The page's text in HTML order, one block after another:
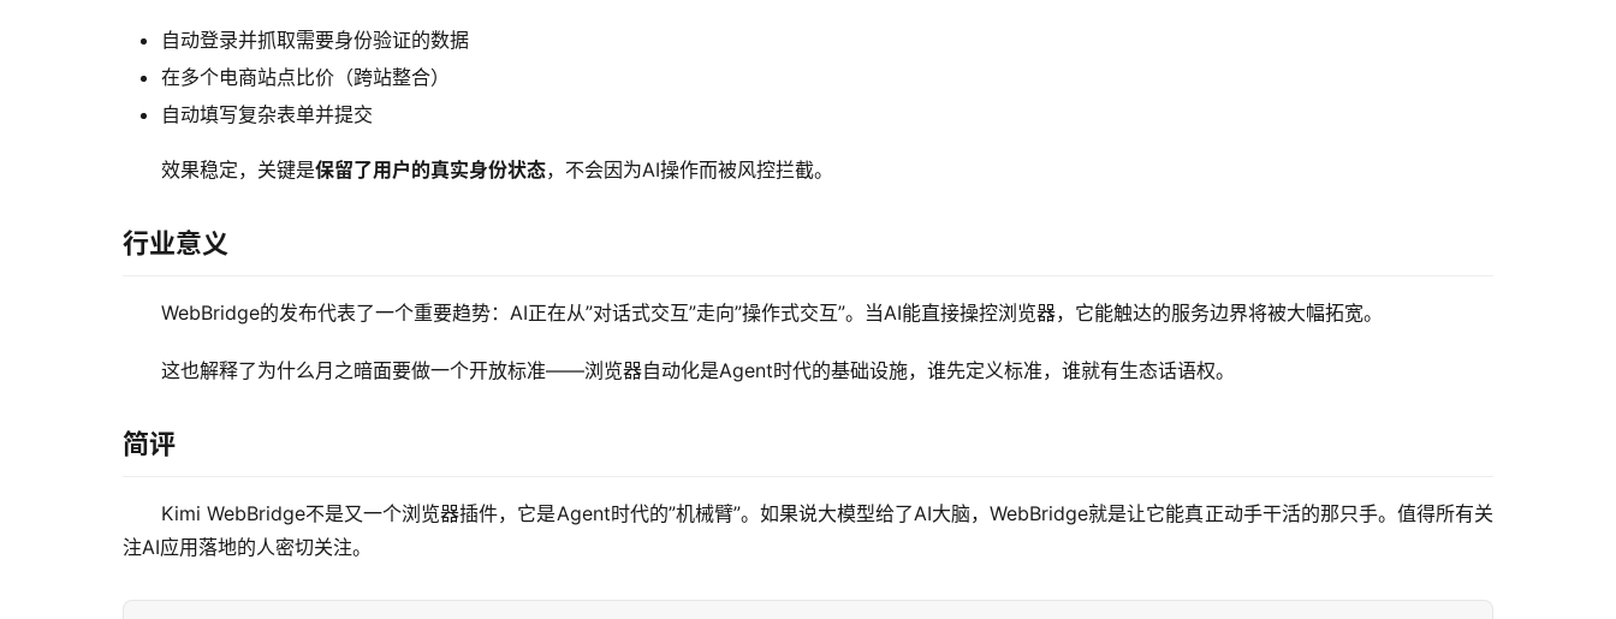
自动登录并抓取需要身份验证的数据
在多个电商站点比价（跨站整合）
自动填写复杂表单并提交
效果稳定，关键是保留了用户的真实身份状态，不会因为AI操作而被风控拦截。
行业意义
WebBridge的发布代表了一个重要趋势：AI正在从”对话式交互”走向”操作式交互”。当AI能直接操控浏览器，它能触达的服务边界将被大幅拓宽。
这也解释了为什么月之暗面要做一个开放标准——浏览器自动化是Agent时代的基础设施，谁先定义标准，谁就有生态话语权。
简评
Kimi WebBridge不是又一个浏览器插件，它是Agent时代的”机械臂”。如果说大模型给了AI大脑，WebBridge就是让它能真正动手干活的那只手。值得所有关
注AI应用落地的人密切关注。